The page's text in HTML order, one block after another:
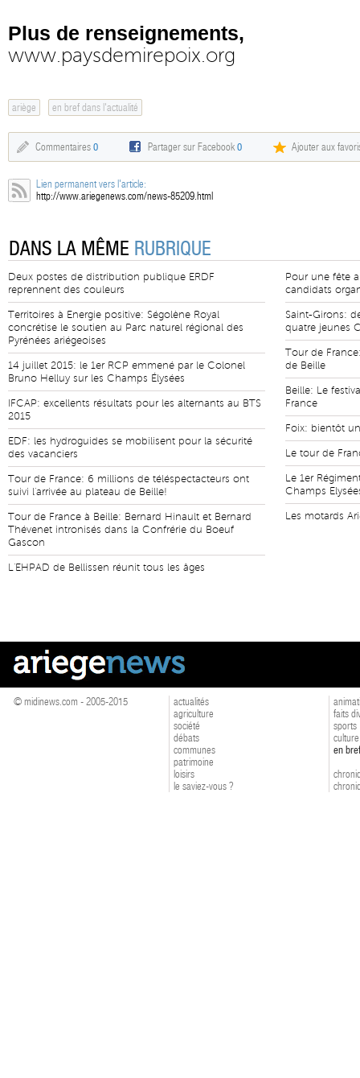
Plus de renseignements,
www.paysdemirepoix.org
ariège en bref dans l'actualité
Commentaires 0 Partager sur Facebook0 Ajouter aux
Lien permanent vers l'article:
http://www.ariegenews.com/news-85209.html
DANS LA MÊME RUBRIQUE
Deux postes de distribution publique ERDF
reprennent des couleurs
Territoires à Energie positive: Ségolène Royal
concrétise le soutien au Parc naturel régional des
Pyrénées ariégeoises
14 juillet 2015: le 1er RCP emmené par le Colonel
Bruno Helluy sur les Champs Élysées
IFCAP: excellents résultats pour les alternants au BTS
2015
EDF: les hydroguides se mobilisent pour la sécurité
des vacanciers
Tour de France: 6 millions de téléspectacteurs ont
suivi l'arrivée au plateau de Beille!
Tour de France à Beille: Bernard Hinault et Bernard
Thévenet intronisés dans la Confrérie du Boeuf
Gascon
L'EHPAD de Bellissen réunit tous les âges
Pour une fête
candidats
Saint-Girons:
quatre jeunes
Tour de
de Beille
Beille: Le
France
Foix: bientôt
Le tour de
Le 1er
Champs
Les motards
© midinews.com - 2005-2015
actualités
agriculture
société
débats
communes
patrimoine
loisirs
le saviez-vous ?
faits
sports
culture
en bref